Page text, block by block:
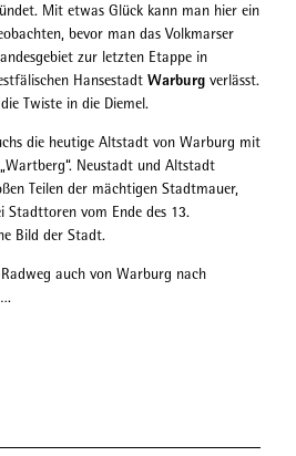
Mit etwas Glück kann man hier ein
bevor man das Volkmarser
zur letzten Etappe in
Hansestadt Warburg verlässt.
Twiste in die Diemel.
die heutige Altstadt von Warburg mit
Neustadt und Altstadt
Teilen der mächtigen Stadtmauer,
vom Ende des 13.
Bild der Stadt.
auch von Warburg nach